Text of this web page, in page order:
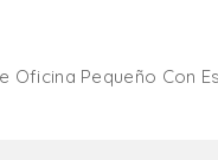
Oficina Pequeño Con